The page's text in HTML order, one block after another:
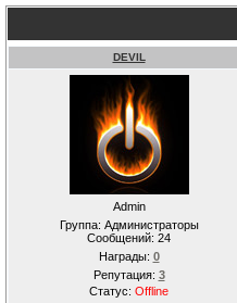
DEVIL
Admin
Группа: Администраторы
Сообщений: 24
Награды: 0
Репутация: 3
Статус: Offline